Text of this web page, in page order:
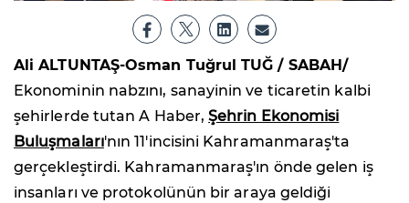
Ali ALTUNTAŞ-Osman Tuğrul TUĞ / SABAH/
Ekonominin nabzını, sanayinin ve ticaretin kalbi
şehirlerde tutan A Haber,Şehrin Ekonomisi
Buluşmaları'nın 11'incisini Kahramanmaraş'ta
gerçekleştirdi. Kahramanmaraş'ın önde gelen iş
insanları ve protokolünün bir araya geldiği